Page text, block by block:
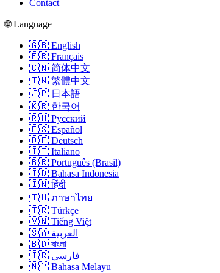
Contact
🌐 Language
🇬🇧 English
🇫🇷 Français
🇨🇳 简体中文
🇹🇼 繁體中文
🇯🇵 日本語
🇰🇷 한국어
🇷🇺 Русский
🇪🇸 Español
🇩🇪 Deutsch
🇮🇹 Italiano
🇧🇷 Português (Brasil)
🇮🇩 Bahasa Indonesia
🇮🇳 हिंदी
🇹🇭 ภาษาไทย
🇹🇷 Türkçe
🇻🇳 Tiếng Việt
🇸🇦 العربية
🇧🇩 বাংলা
🇮🇷 فارسی
🇲🇾 Bahasa Melayu